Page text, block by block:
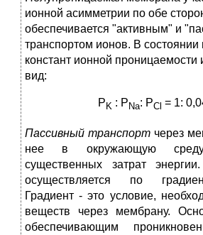
ионной асимметрии по обе
обеспечивается "активным" и
транспортом ионов. В
констант ионной
вид:
P K : P Nа: PCl = 1:
Пассивный транспортчерез
нее в окружающую
существенных затрат
осуществляется по
Градиент - это условие,
веществ через мембрану.
обеспечивающим